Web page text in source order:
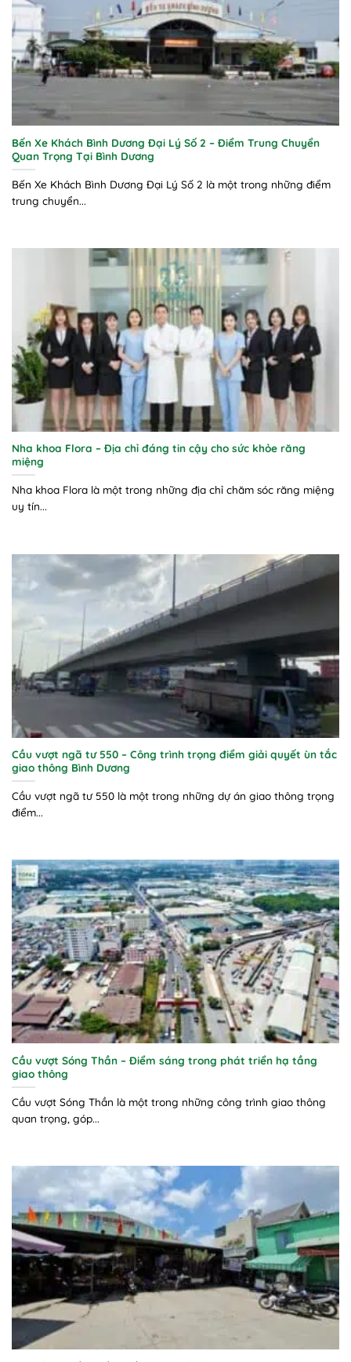
Bến Xe Khách Bình Dương Đại Lý Số 2 – Điểm Trung Chuyển
Quan Trọng Tại Bình Dương
Bến Xe Khách Bình Dương Đại Lý Số 2 là một trong những điểm
trung chuyển...
Nha khoa Flora – Địa chỉ đáng tin cậy cho sức khỏe răng
miệng
Nha khoa Flora là một trong những địa chỉ chăm sóc răng miệng
uy tín...
Cầu vượt ngã tư 550 – Công trình trọng điểm giải quyết ùn tắc
giao thông Bình Dương
Cầu vượt ngã tư 550 là một trong những dự án giao thông trọng
điểm...
Cầu vượt Sóng Thần – Điểm sáng trong phát triển hạ tầng
giao thông
Cầu vượt Sóng Thần là một trong những công trình giao thông
quan trọng, góp...